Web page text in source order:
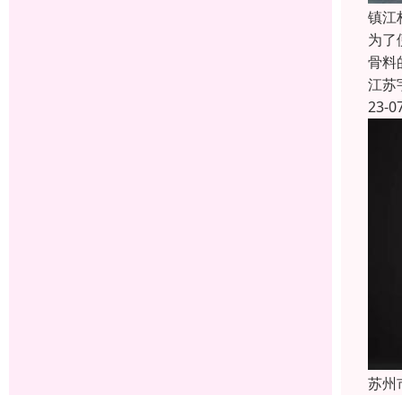
镇江
为了
骨料
江苏
23-
苏州